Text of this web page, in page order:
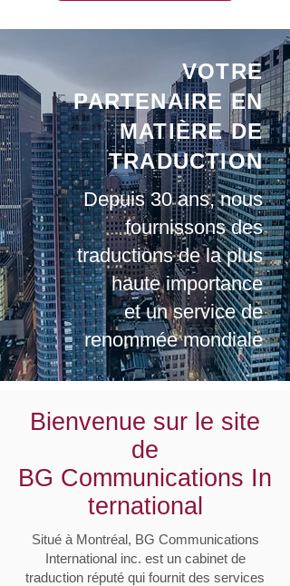
VOTRE
PARTENAIRE EN
MATIÈRE DE
TRADUCTION
Depuis 30 ans, nous
fournissons des
traductions de la plus
haute importance
et un service de
renommée mondiale
Bienvenue sur le site
de
BG Communications In
ternational
Situé à Montréal, BG Communications
International inc. est un cabinet de
traduction réputé qui fournit des services